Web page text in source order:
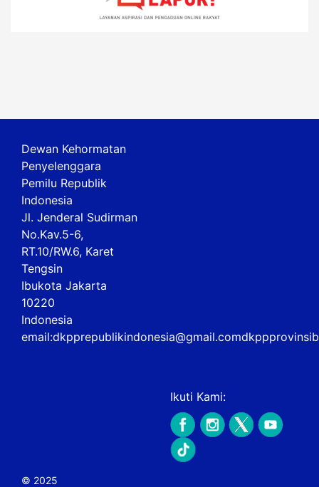
Dewan Kehormatan
Penyelenggara
Pemilu Republik
Indonesia
Jl. Jenderal Sudirman
No.Kav.5-6,
RT.10/RW.6, Karet
Tengsin
Ibukota Jakarta
10220
Indonesia
email:dkpprepublikindonesia@gmail.com
Ikuti Kami:
© 2025